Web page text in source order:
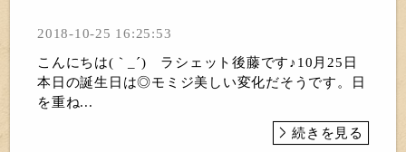
2018-10-25 16:25:53
こんにちは(｀_´)ゞラシェット後藤です♪10月25日
本日の誕生日は◎モミジ美しい変化だそうです。日
を重ね...
続きを見る